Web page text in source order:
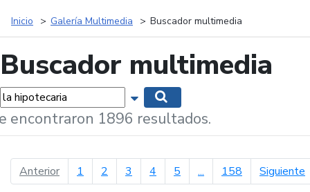
Inicio Galería Multimedia Buscador multimedia
Buscador multimedia
Mostrar opciones de búsqueda
encontraron 1896 resultados.
Anteriorpágina anterior
1 2 3 4 5 ... 158 Siguiente